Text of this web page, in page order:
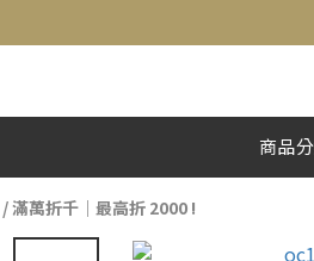
商品
/滿萬折千｜最高折 2000 !